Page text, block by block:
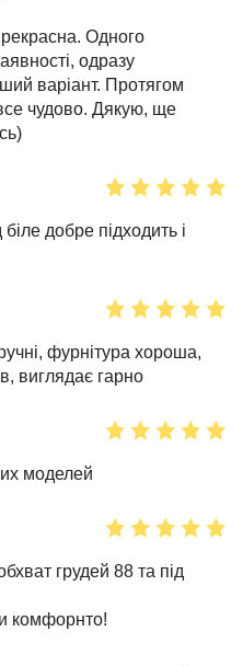
Одного
одразу
варіант. Протягом
все чудово. Дякую, ще
добре підходить і
фурнітура хороша,
виглядає гарно
моделей
грудей 88 та під
комфорнто!